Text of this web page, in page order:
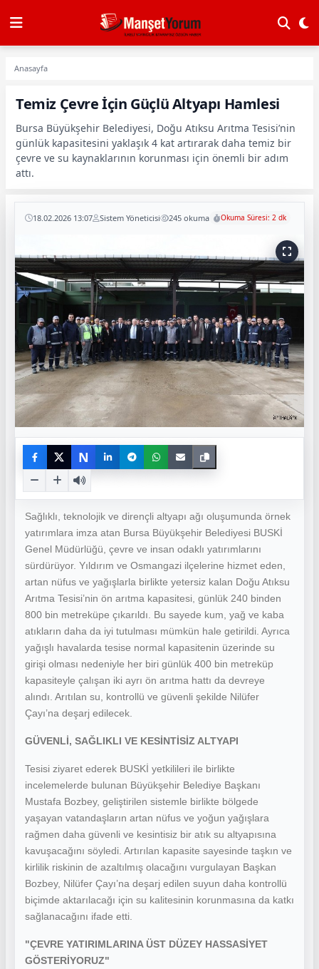
Anasayfa
Temiz Çevre İçin Güçlü Altyapı Hamlesi
Bursa Büyükşehir Belediyesi, Doğu Atıksu Arıtma Tesisi’nin
günlük kapasitesini yaklaşık 4 kat artırarak daha temiz bir
çevre ve su kaynaklarının korunması için önemli bir adım
attı.
18.02.2026 13:07 Sistem Yöneticisi 245 okuma Okuma Süresi: 2 dk
N
Sağlıklı, teknolojik ve dirençli altyapı ağı oluşumunda örnek
yatırımlara imza atan Bursa Büyükşehir Belediyesi BUSKİ
Genel Müdürlüğü, çevre ve insan odaklı yatırımlarını
sürdürüyor. Yıldırım ve Osmangazi ilçelerine hizmet eden,
artan nüfus ve yağışlarla birlikte yetersiz kalan Doğu Atıksu
Arıtma Tesisi’nin ön arıtma kapasitesi, günlük 240 binden
800 bin metreküpe çıkarıldı. Bu sayede kum, yağ ve kaba
atıkların daha da iyi tutulması mümkün hale getirildi. Ayrıca
yağışlı havalarda tesise normal kapasitenin üzerinde su
girişi olması nedeniyle her biri günlük 400 bin metreküp
kapasiteyle çalışan iki ayrı ön arıtma hattı da devreye
alındı. Arıtılan su, kontrollü ve güvenli şekilde Nilüfer
Çayı’na deşarj edilecek.
GÜVENLİ, SAĞLIKLI VE KESİNTİSİZ ALTYAPI
Tesisi ziyaret ederek BUSKİ yetkilileri ile birlikte
incelemelerde bulunan Büyükşehir Belediye Başkanı
Mustafa Bozbey, geliştirilen sistemle birlikte bölgede
yaşayan vatandaşların artan nüfus ve yoğun yağışlara
rağmen daha güvenli ve kesintisiz bir atık su altyapısına
kavuşacağını söyledi. Artırılan kapasite sayesinde taşkın ve
kirlilik riskinin de azaltılmış olacağını vurgulayan Başkan
Bozbey, Nilüfer Çayı’na deşarj edilen suyun daha kontrollü
biçimde aktarılacağı için su kalitesinin korunmasına da katkı
sağlanacağını ifade etti.
"ÇEVRE YATIRIMLARINA ÜST DÜZEY HASSASİYET
GÖSTERİYORUZ"